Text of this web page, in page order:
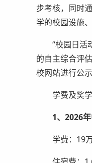
步考核，同时
学的校园设施
“校园日活动
的自主综合评
校网站进行公
学费及奖
1、2026
学费：19